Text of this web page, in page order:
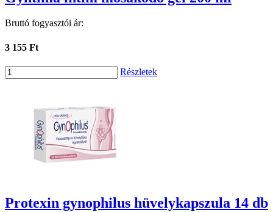
Bruttó fogyasztói ár:
3 155 Ft
Részletek
Protexin gynophilus hüvelykapszula 14 db